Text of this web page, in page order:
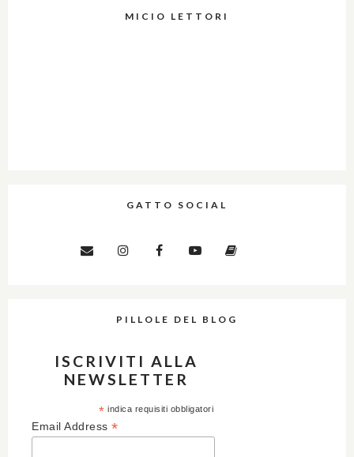
MICIO LETTORI
GATTO SOCIAL
PILLOLE DEL BLOG
ISCRIVITI ALLA
NEWSLETTER
* indica requisiti obbligatori
Email Address *